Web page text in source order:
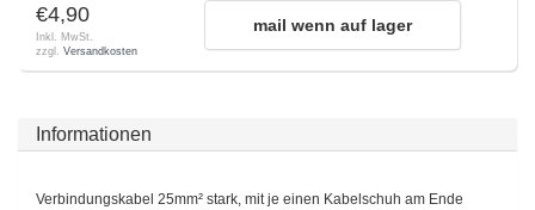
€4,90
Inkl. MwSt.
zzgl. Versandkosten
mail wenn auf lager
Informationen
Verbindungskabel 25mm² stark, mit je einen Kabelschuh am Ende